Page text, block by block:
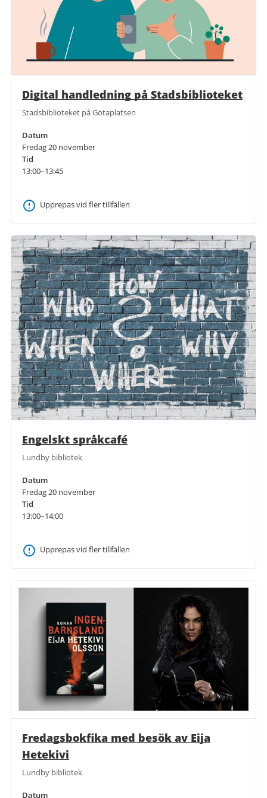
Digital handledning på Stadsbiblioteket
Stadsbiblioteket på Götaplatsen
Datum
Fredag 20 november
Tid
13:00–13:45
Upprepas vid fler tillfällen
Engelskt språkcafé
Lundby bibliotek
Datum
Fredag 20 november
Tid
13:00–14:00
Upprepas vid fler tillfällen
Fredagsbokfika med besök av Eija
Hetekivi
Lundby bibliotek
Datum